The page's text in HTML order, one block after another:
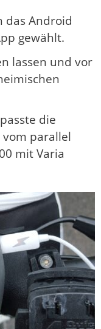
das Android
gewählt.
lassen und vor
die
vom parallel
mit Varia